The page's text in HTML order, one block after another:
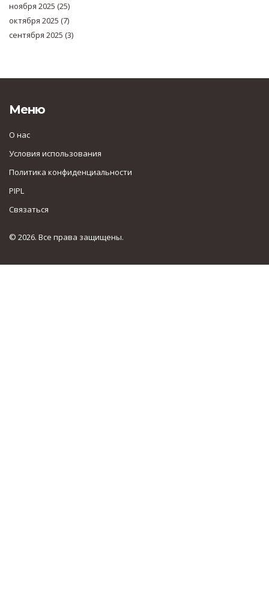
ноября 2025 (25)
октября 2025 (7)
сентября 2025 (3)
Меню
О нас
Условия использования
Политика конфиденциальности
PIPL
Связаться
© 2026. Все права защищены.